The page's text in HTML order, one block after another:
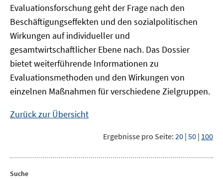
Evaluationsforschung geht der Frage nach den
Beschäftigungseffekten und den sozialpolitischen
Wirkungen auf individueller und
gesamtwirtschaftlicher Ebene nach. Das Dossier
bietet weiterführende Informationen zu
Evaluationsmethoden und den Wirkungen von
einzelnen Maßnahmen für verschiedene Zielgruppen.
Zurück zur Übersicht
Ergebnisse pro Seite: 20 | 50 | 100
Suche